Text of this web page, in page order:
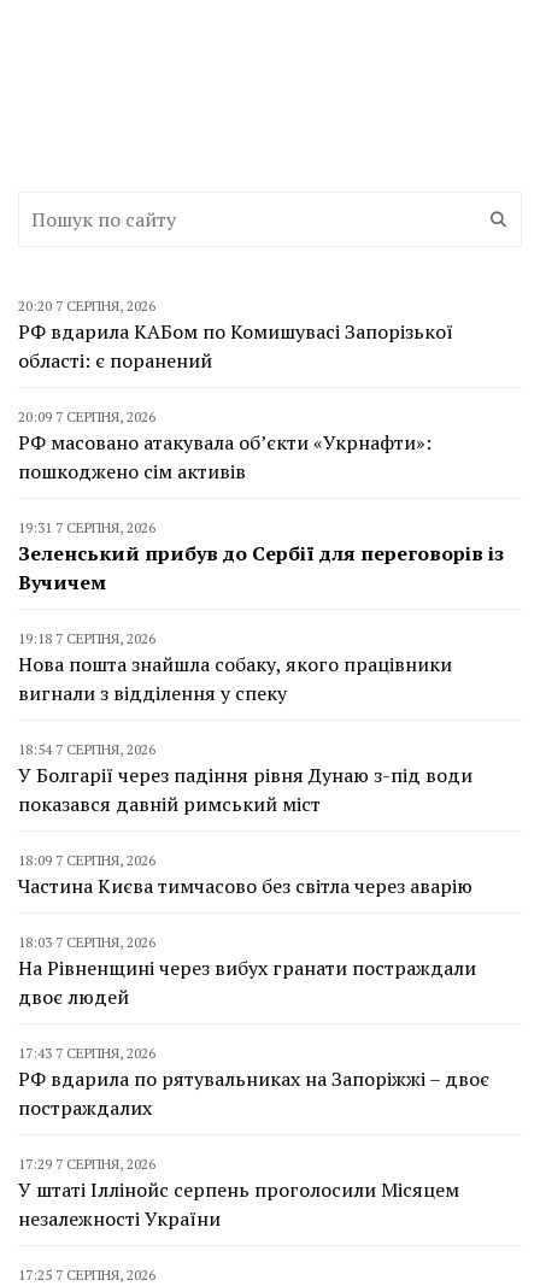
20:20 7 СЕРПНЯ, 2026
РФ вдарила КАБом по Комишувасі Запорізької
області: є поранений
20:09 7 СЕРПНЯ, 2026
РФ масовано атакувала об’єкти «Укрнафти»:
пошкоджено сім активів
19:31 7 СЕРПНЯ, 2026
Зеленський прибув до Сербії для переговорів із
Вучичем
19:18 7 СЕРПНЯ, 2026
Нова пошта знайшла собаку, якого працівники
вигнали з відділення у спеку
18:54 7 СЕРПНЯ, 2026
У Болгарії через падіння рівня Дунаю з-під води
показався давній римський міст
18:09 7 СЕРПНЯ, 2026
Частина Києва тимчасово без світла через аварію
18:03 7 СЕРПНЯ, 2026
На Рівненщині через вибух гранати постраждали
двоє людей
17:43 7 СЕРПНЯ, 2026
РФ вдарила по рятувальниках на Запоріжжі – двоє
постраждалих
17:29 7 СЕРПНЯ, 2026
У штаті Іллінойс серпень проголосили Місяцем
незалежності України
17:25 7 СЕРПНЯ, 2026